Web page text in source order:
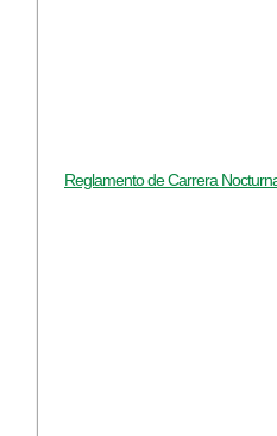
Reglamento de Carrera